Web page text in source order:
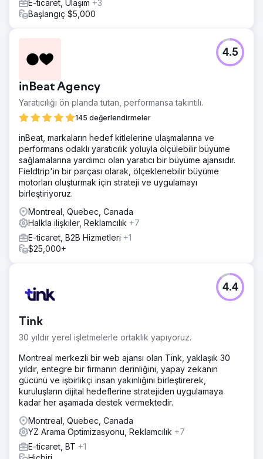
E-ticaret, Ulaşım +3
Başlangıç $5,000
inBeat Agency
Yaratıcılığı ön planda tutan, performansa takıntılı.
145 değerlendirmeler
4.5
inBeat, markaların hedef kitlelerine ulaşmalarına ve
performans odaklı yaratıcılık yoluyla ölçülebilir büyüme
sağlamalarına yardımcı olan yaratıcı bir büyüme ajansıdır.
Fieldtrip'in bir parçası olarak, ölçeklenebilir büyüme
motorları oluşturmak için strateji ve uygulamayı
birleştiriyoruz.
Montreal, Quebec, Canada
Halkla ilişkiler, Reklamcılık +7
E-ticaret, B2B Hizmetleri +1
$25,000+
Tink
30 yıldır yerel işletmelerle ortaklık yapıyoruz.
4.4
Montreal merkezli bir web ajansı olan Tink, yaklaşık 30
yıldır, entegre bir firmanın derinliğini, yapay zekanın
gücünü ve işbirlikçi insan yakınlığını birleştirerek,
kuruluşların dijital hedeflerine stratejiden uygulamaya
kadar her aşamada destek vermektedir.
Montreal, Quebec, Canada
YZ Arama Optimizasyonu, Reklamcılık +7
E-ticaret, BT +1